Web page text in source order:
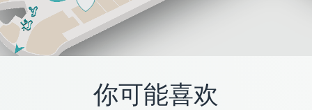
你可能喜欢